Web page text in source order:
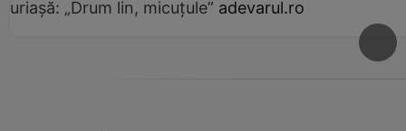
uriașă: „Drum lin, micuțule” adevarul.ro